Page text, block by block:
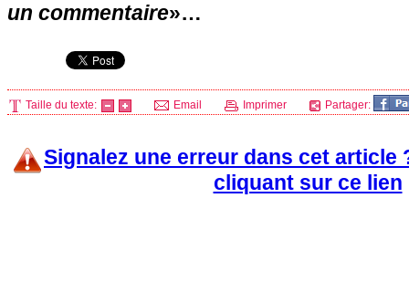
un commentaire»…
Taille du texte: Email Imprimer Partager:
Signalez une erreur dans cet article
cliquant sur ce lien